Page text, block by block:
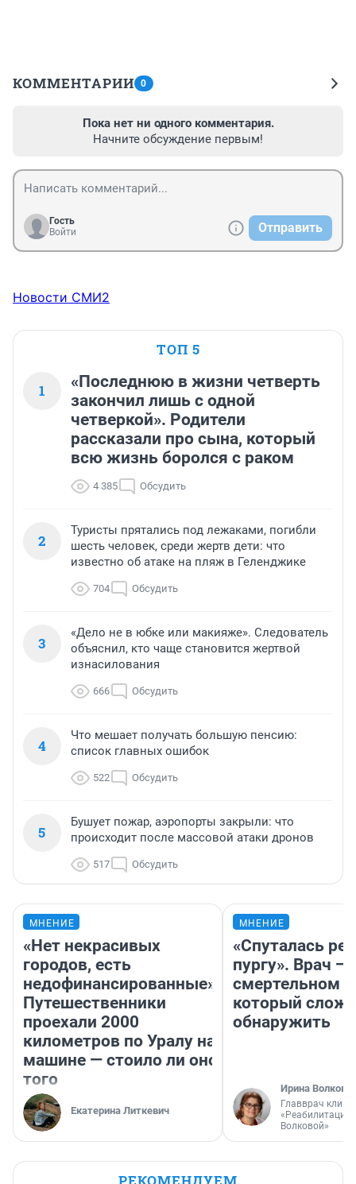
КОММЕНТАРИИ 0
Пока нет ни одного комментария.
Начните обсуждение первым!
Гость
Войти
Отправить
Новости СМИ2
ТОП 5
1
«Последнюю в жизни четверть
закончил лишь с одной
четверкой». Родители
рассказали про сына, который
всю жизнь боролся с раком
4 385 Обсудить
2
Туристы прятались под лежаками, погибли
шесть человек, среди жертв дети: что
известно об атаке на пляж в Геленджике
704 Обсудить
3
«Дело не в юбке или макияже». Следователь
объяснил, кто чаще становится жертвой
изнасилования
666 Обсудить
4
Что мешает получать большую пенсию:
список главных ошибок
522 Обсудить
5
Бушует пожар, аэропорты закрыли: что
происходит после массовой атаки дронов
517 Обсудить
МНЕНИЕ
«Нет некрасивых
городов, есть
недофинансированные».
Путешественники
проехали 2000
километров по Уралу на
машине — стоило ли оно
того
Екатерина Литкевич
МНЕНИЕ
«Спуталась
пургу». Врач —
смертельном
который
обнаружить
Ирина Волкова
Главврач
«Реабилитация
Волковой»